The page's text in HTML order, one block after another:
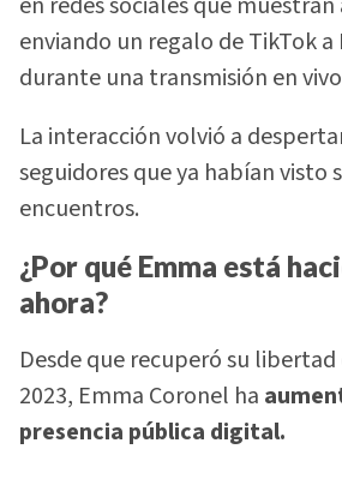
enviando un regalo de TikTok a
durante una transmisión en
La interacción volvió a
seguidores que ya habían visto
encuentros.
¿Por qué Emma está
ahora?
Desde que recuperó su
2023, Emma Coronel ha
presencia pública digital.